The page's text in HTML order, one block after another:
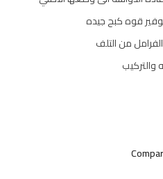
قوه كبح جيده
من التلف
والتركيب